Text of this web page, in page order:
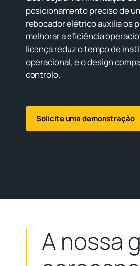
posicionamento preciso de
rebocador elétrico auxilia os
melhorar a eficiência
licença reduz o tempo de
operacional, e o design
controlo.
Solicite uma demonstração
A nossa